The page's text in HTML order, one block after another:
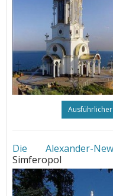
Ausführlicher
Simferopol